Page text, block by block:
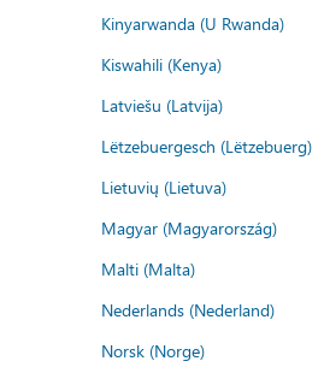
Kinyarwanda (U Rwanda)
Kiswahili (Kenya)
Latviešu (Latvija)
Lëtzebuergesch (Lëtzebuerg)
Lietuvių (Lietuva)
Magyar (Magyarország)
Malti (Malta)
Nederlands (Nederland)
Norsk (Norge)